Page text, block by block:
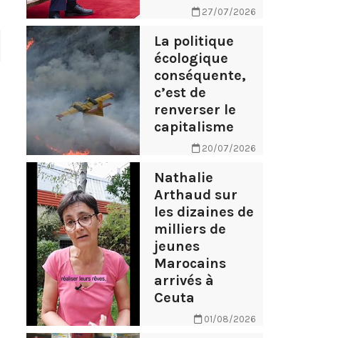
27/07/2026
La politique
écologique
conséquente,
c’est de
renverser le
capitalisme
20/07/2026
Nathalie
Arthaud sur
les dizaines de
milliers de
jeunes
Marocains
arrivés à
Ceuta
01/08/2026